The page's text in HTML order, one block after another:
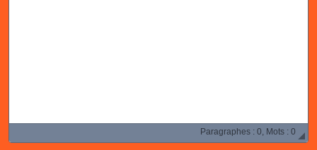
Paragraphes : 0, Mots : 0